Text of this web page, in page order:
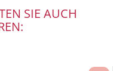
SIE AUCH